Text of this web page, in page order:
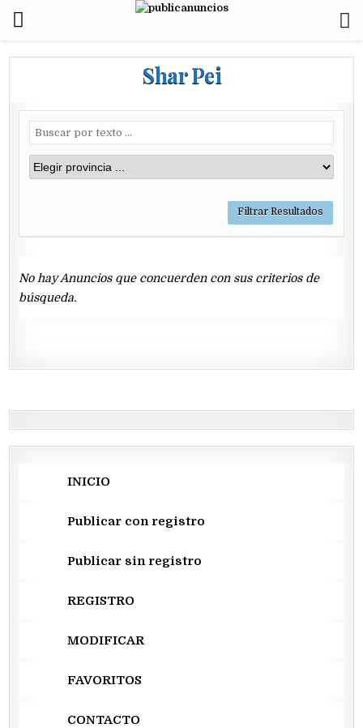
Shar Pei
No hay Anuncios que concuerden con sus criterios de
búsqueda.
INICIO
Publicar con registro
Publicar sin registro
REGISTRO
MODIFICAR
FAVORITOS
CONTACTO